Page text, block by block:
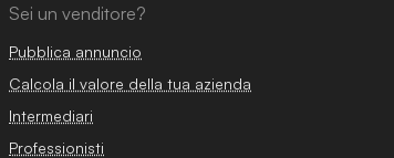
Sei un venditore?
Pubblica annuncio
Calcola il valore della tua azienda
Intermediari
Professionisti